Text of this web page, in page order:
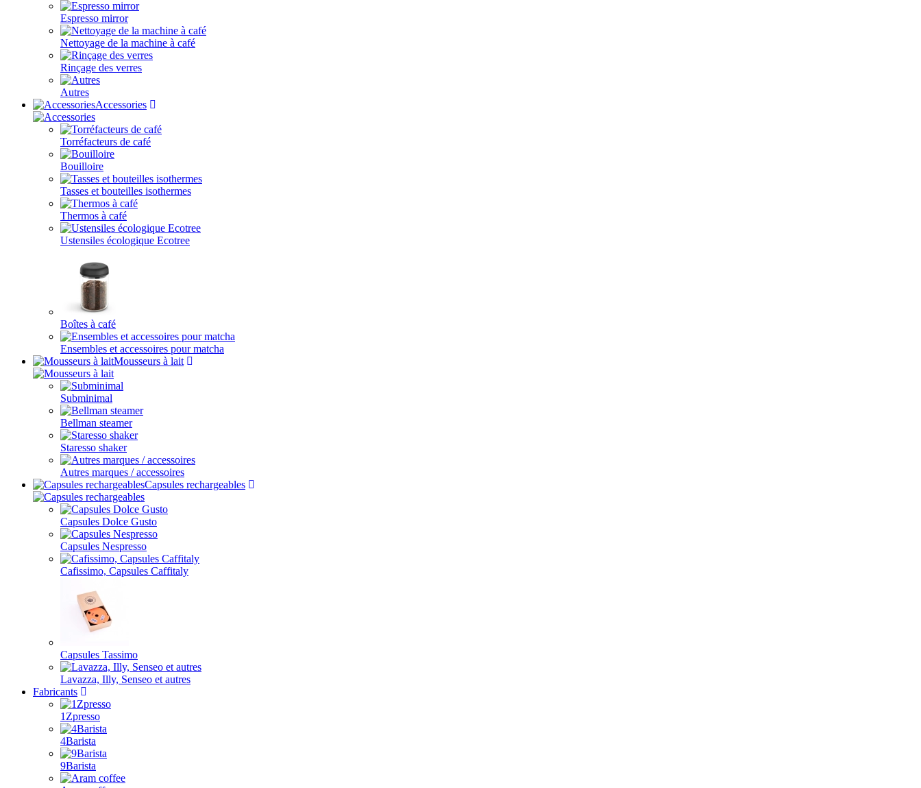
Espresso mirror
Nettoyage de la machine à café
Rinçage des verres
Autres
Accessories
Torréfacteurs de café
Bouilloire
Tasses et bouteilles isothermes
Thermos à café
Ustensiles écologique Ecotree
Boîtes à café
Ensembles et accessoires pour matcha
Mousseurs à lait
Subminimal
Bellman steamer
Staresso shaker
Autres marques / accessoires
Capsules rechargeables
Capsules Dolce Gusto
Capsules Nespresso
Cafissimo, Capsules Caffitaly
Capsules Tassimo
Lavazza, Illy, Senseo et autres
Fabricants
1Zpresso
4Barista
9Barista